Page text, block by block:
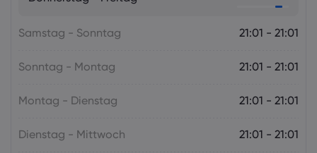
Forex Indizes
Samstag - Sonntag 21:01 - 21:01
Sonntag - Montag 21:01 - 21:01
Montag - Dienstag 21:01 - 21:01
Dienstag - Mittwoch 21:01 - 21:01